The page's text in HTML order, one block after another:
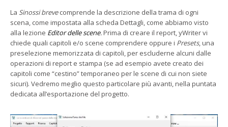
La Sinossi brevecomprende la descrizione della trama di ogni
scena, come impostata alla scheda Dettagli, come abbiamo visto
alla lezione Editor delle scene.Prima di creare il report, yWriter vi
chiede quali capitoli e/o scene comprendere oppure i Presets, una
preselezione memorizzata di capitoli, per escluderne alcuni dalle
operazioni di report e stampa (se ad esempio avete creato dei
capitoli come “cestino” temporaneo per le scene di cui non siete
sicuri). Vedremo meglio questo particolare più avanti, nella puntata
dedicata all’esportazione del progetto.